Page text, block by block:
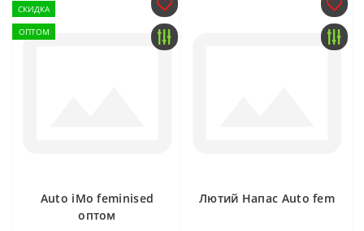
СКИДКА
ОПТОМ
Auto iMo feminised
оптом
Лютий Напас Auto fem